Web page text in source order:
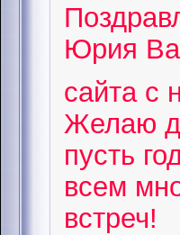
Юрия
сайта с
Желаю
пусть
всем
встреч!